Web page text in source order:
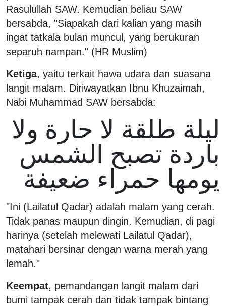
Rasulullah SAW. Kemudian beliau SAW
bersabda, "Siapakah dari kalian yang masih
ingat tatkala bulan muncul, yang berukuran
separuh nampan." (HR Muslim)
Ketiga, yaitu terkait hawa udara dan suasana
langit malam. Diriwayatkan Ibnu Khuzaimah,
Nabi Muhammad SAW bersabda:
ليلة طلقة لا حارة ولا
باردة تصبح الشمس
يومها حمراء ضعيفة
"Ini (Lailatul Qadar) adalah malam yang cerah.
Tidak panas maupun dingin. Kemudian, di pagi
harinya (setelah melewati Lailatul Qadar),
matahari bersinar dengan warna merah yang
lemah."
Keempat, pemandangan langit malam dari
bumi tampak cerah dan tidak tampak bintang